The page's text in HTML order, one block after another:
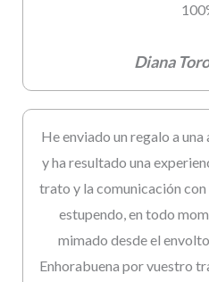
Diana
He enviado un regalo a
y ha resultado una
trato y la comunicación
estupendo, en todo
mimado desde el
Enhorabuena por vuestro